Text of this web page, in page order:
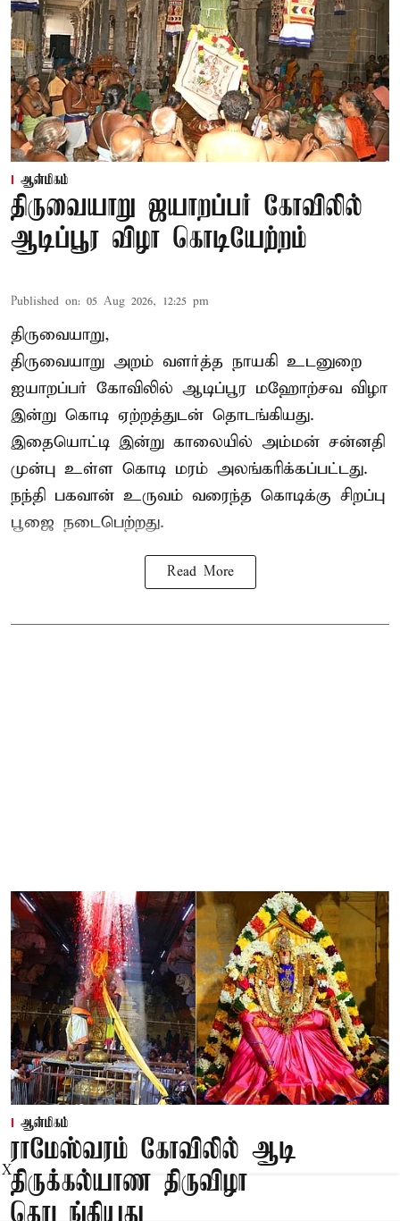
ஆன்மிகம்
திருவையாறு ஜயாறப்பர் கோவிலில்
ஆடிப்பூர விழா கொடியேற்றம்
Published on: 05 Aug 2026, 12:25 pm
திருவையாறு,
திருவையாறு அறம் வளர்த்த நாயகி உடனுறை
ஐயாறப்பர் கோவிலில் ஆடிப்பூர மஹோற்சவ விழா
இன்று கொடி ஏற்றத்துடன் தொடங்கியது.
இதையொட்டி இன்று காலையில் அம்மன் சன்னதி
முன்பு உள்ள கொடி மரம் அலங்கரிக்கப்பட்டது.
நந்தி பகவான் உருவம் வரைந்த கொடிக்கு சிறப்பு
பூஜை நடைபெற்றது.
Read More
ஆன்மிகம்
ராமேஸ்வரம் கோவிலில் ஆடி
திருக்கல்யாண திருவிழா
X